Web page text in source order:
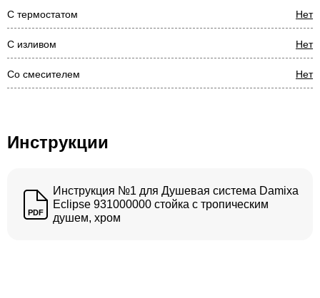
С термостатом Нет
С изливом Нет
Со смесителем Нет
Инструкции
PDF
Инструкция №1 для Душевая система Damixa
Eclipse 931000000 стойка с тропическим
душем, хром